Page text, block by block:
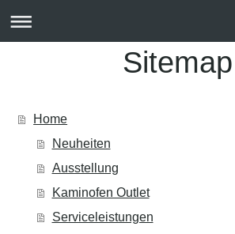
Sitemap
Home
Neuheiten
Ausstellung
Kaminofen Outlet
Serviceleistungen